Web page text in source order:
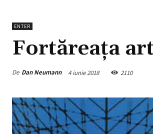
ENTER
Fortăreața
De Dan Neumann 4 iunie 2018 2110